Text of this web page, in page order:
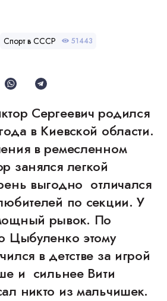
Спорт в СССР 51443
Сергеевич родился
в Киевской области.
в ремесленном
занялся легкой
выгодно отличался
по секции. У
рывок. По
Цыбуленко этому
в детстве за игрой
и сильнее Вити
никто из мальчишек.